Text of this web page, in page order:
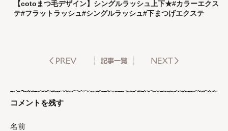
【cotoまつ毛デザイン】シングルラッシュ上下★#カラーエクス
テ#フラットラッシュ#シングルラッシュ#下まつげエクステ
コメントを残す
名前